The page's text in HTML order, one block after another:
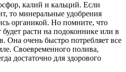
калий и кальций. Если
то минеральные удобрения
органикой. Но помните, что
расти на подоконнике или в
Она очень быстро потребляет все
Своевременного полива,
достаточно для здорового